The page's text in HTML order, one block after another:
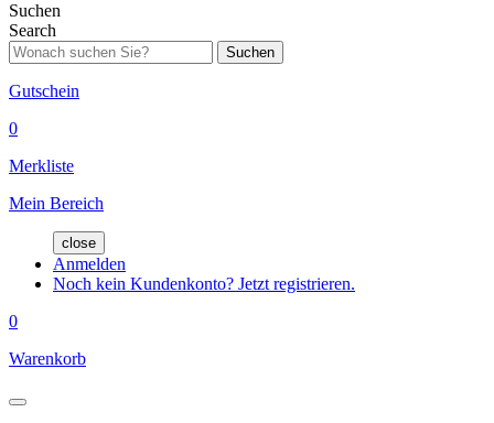
Suchen
Search
Suchen
Gutschein
0
Merkliste
Mein Bereich
close
Anmelden
Noch kein Kundenkonto? Jetzt registrieren.
0
Warenkorb